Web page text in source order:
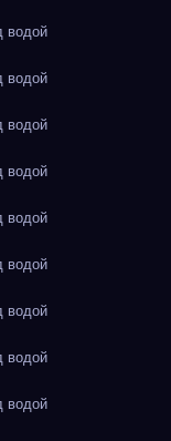
водой
водой
водой
водой
водой
водой
водой
водой
водой